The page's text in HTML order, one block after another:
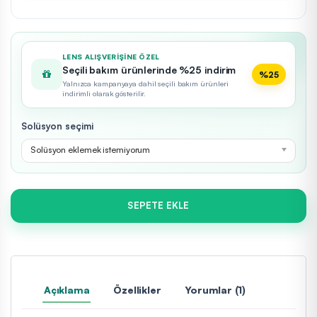
LENS ALIŞVERIŞINE ÖZEL
Seçili bakım ürünlerinde %25 indirim
Yalnızca kampanyaya dahil seçili bakım ürünleri
indirimli olarak gösterilir.
%25
Solüsyon seçimi
Solüsyon eklemek istemiyorum
SEPETE EKLE
Açıklama Özellikler Yorumlar (1)